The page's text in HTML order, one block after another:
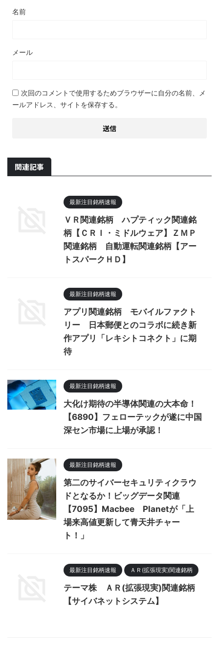
名前
メール
次回のコメントで使用するためブラウザーに自分の名前、メ
ールアドレス、サイトを保存する。
関連記事
最新注目銘柄速報
ＶＲ関連銘柄 ハプティック関連銘
柄【ＣＲＩ・ミドルウェア】ＺＭＰ
関連銘柄 自動運転関連銘柄【アー
トスパークＨＤ】
最新注目銘柄速報
アプリ関連銘柄 モバイルファクト
リー 日本郵便とのコラボに続き新
作アプリ「レキシトコネクト」に期
待
最新注目銘柄速報
大化け期待の半導体関連の大本命！
【6890】フェローテックが遂に中国
深セン市場に上場が承認！
最新注目銘柄速報
第二のサイバーセキュリティクラウ
ドとなるか！ビッグデータ関連
【7095】Macbee Planetが「上
場来高値更新して青天井チャー
ト！」
最新注目銘柄速報 ＡＲ(拡張現実)関連銘柄
テーマ株 ＡＲ(拡張現実)関連銘柄
【サイバネットシステム】